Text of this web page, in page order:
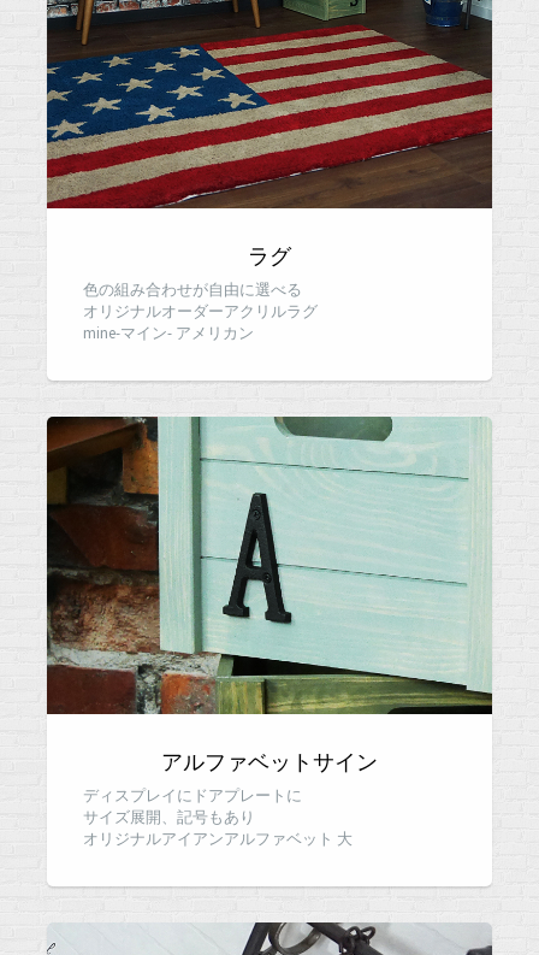
ラグ
色の組み合わせが自由に選べる
オリジナルオーダーアクリルラグ
mine-マイン- アメリカン
アルファベットサイン
ディスプレイにドアプレートに
サイズ展開、記号もあり
オリジナルアイアンアルファベット 大